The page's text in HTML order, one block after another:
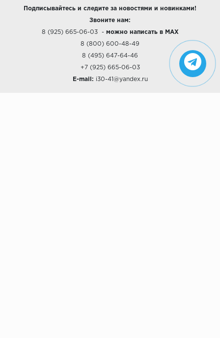
Подписывайтесь и следите за новостями и новинками!
Звоните нам:
8 (925) 665-06-03- можно написать в MAX
8 (800) 600-48-49
8 (495) 647-64-46
+7 (925) 665-06-03
E-mail: i30-41@yandex.ru